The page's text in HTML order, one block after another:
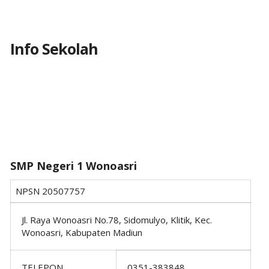
Info Sekolah
SMP Negeri 1 Wonoasri
NPSN 20507757
Jl. Raya Wonoasri No.78, Sidomulyo, Klitik, Kec.
Wonoasri, Kabupaten Madiun